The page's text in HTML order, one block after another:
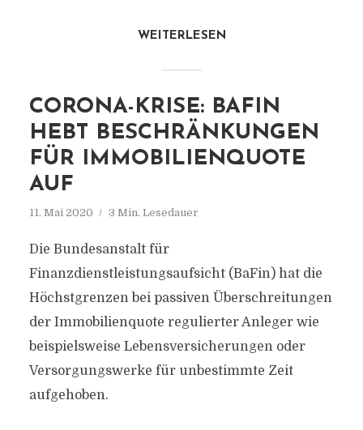
WEITERLESEN
CORONA-KRISE: BAFIN
HEBT BESCHRÄNKUNGEN
FÜR IMMOBILIENQUOTE
AUF
11. Mai 2020 3 Min. Lesedauer
Die Bundesanstalt für
Finanzdienstleistungsaufsicht (BaFin) hat die
Höchstgrenzen bei passiven Überschreitungen
der Immobilienquote regulierter Anleger wie
beispielsweise Lebensversicherungen oder
Versorgungswerke für unbestimmte Zeit
aufgehoben.